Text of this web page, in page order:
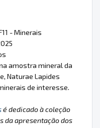
- Minerais
amostra mineral da
Naturae Lapides
de interesse.
é dedicado à coleção
da apresentação dos